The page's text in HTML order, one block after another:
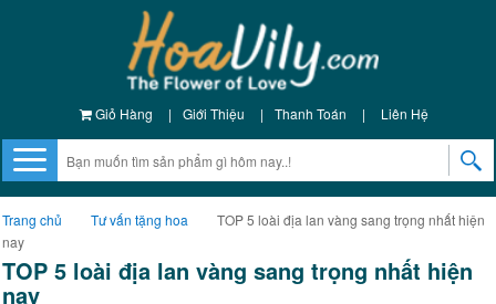
Giỏ Hàng | Giới Thiệu | Thanh Toán | Liên Hệ
Trang chủ Tư vấn tặng hoa
TOP 5 loài địa lan vàng sang trọng nhất hiện
nay
TOP 5 loài địa lan vàng sang trọng nhất hiện
nay